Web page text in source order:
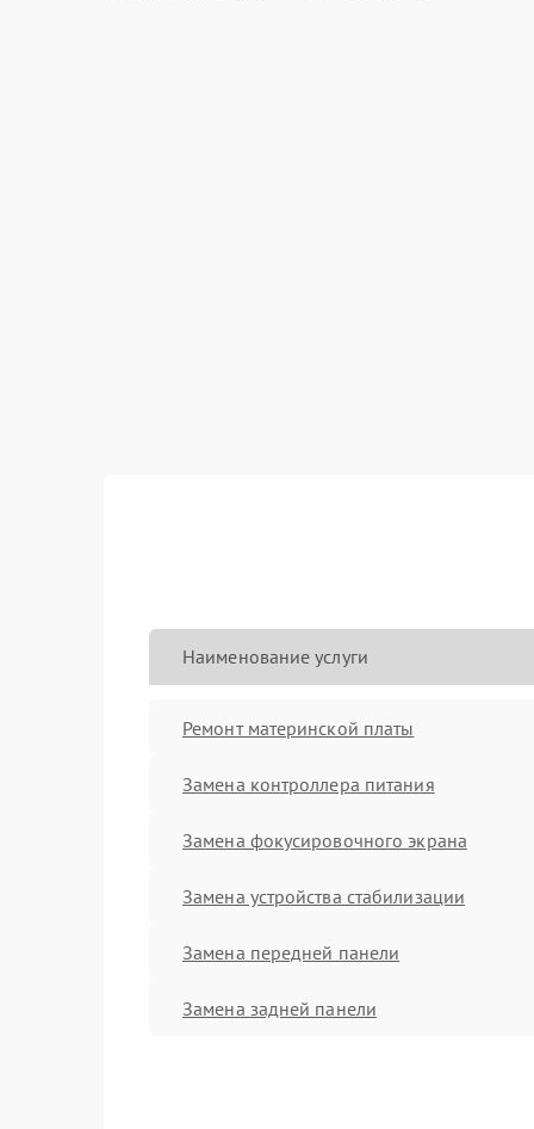
Наименование услуги
Ремонт материнской платы
Замена контроллера питания
Замена фокусировочного экрана
Замена устройства стабилизации
Замена передней панели
Замена задней панели